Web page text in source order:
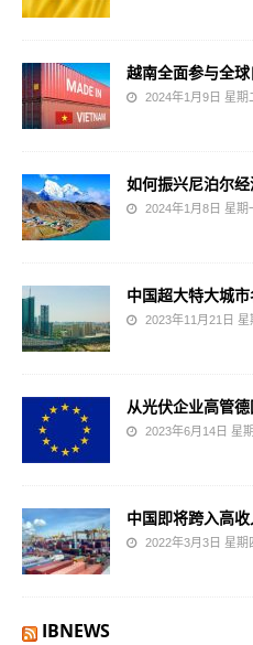
越南全面参与全
2024年1月9日 星期
如何振兴尼泊尔经
2024年1月8日 星期
中国超大特大城
2023年11月21日 星
从光伏企业高管
2023年6月14日 星
中国即将跨入高收
2022年3月3日 星期
IBNEWS